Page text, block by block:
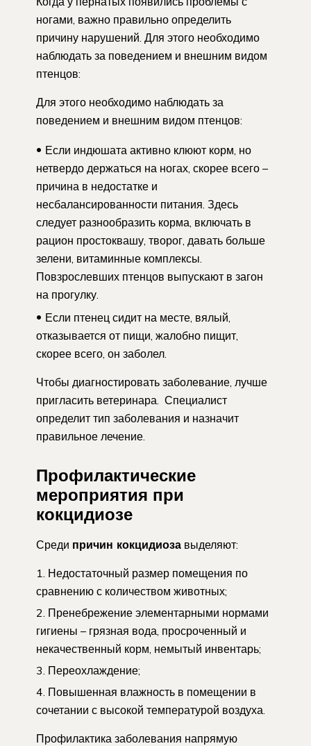
ногами, важно правильно определить
причину нарушений. Для этого необходимо
наблюдать за поведением и внешним видом
птенцов:
Для этого необходимо наблюдать за
поведением и внешним видом птенцов:
Если индюшата активно клюют корм, но
нетвердо держаться на ногах, скорее всего –
причина в недостатке и
несбалансированности питания. Здесь
следует разнообразить корма, включать в
рацион простоквашу, творог, давать больше
зелени, витаминные комплексы.
Повзрослевших птенцов выпускают в загон
на прогулку.
Если птенец сидит на месте, вялый,
отказывается от пищи, жалобно пищит,
скорее всего, он заболел.
Чтобы диагностировать заболевание, лучше
пригласить ветеринара. Специалист
определит тип заболевания и назначит
правильное лечение.
Профилактические
мероприятия при
кокцидиозе
Среди причин кокцидиоза выделяют:
Недостаточный размер помещения по
сравнению с количеством животных;
Пренебрежение элементарными нормами
гигиены – грязная вода, просроченный и
некачественный корм, немытый инвентарь;
Переохлаждение;
Повышенная влажность в помещении в
сочетании с высокой температурой воздуха.
Профилактика заболевания напрямую